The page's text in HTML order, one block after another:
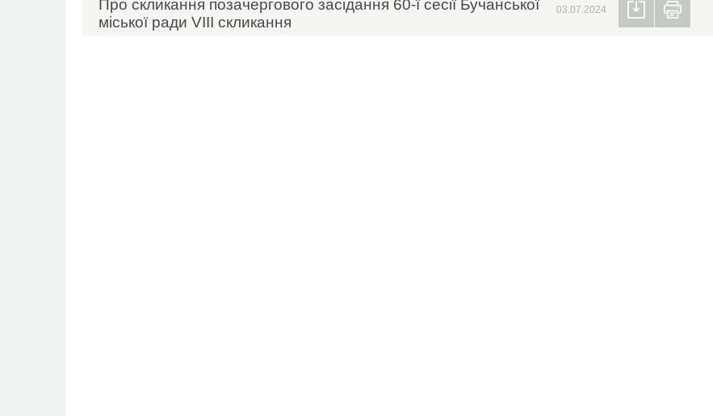
Про скликання позачергового засідання 60-ї сесії Бучанської
міської ради VIIІ скликання
03.07.2024